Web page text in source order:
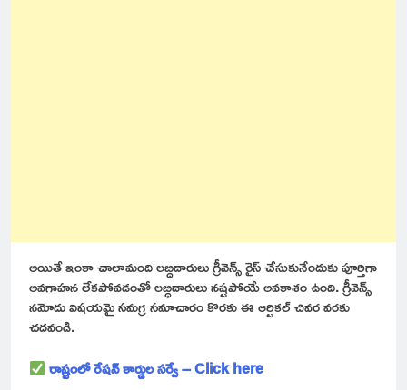
అయితే ఇంకా చాలామంది లబ్ధిదారులు గ్రీవెన్స్ రైస్ చేసుకునేందుకు పూర్తిగా
అవగాహన లేకపోవడంతో లబ్ధిదారులు నష్టపోయే అవకాశం ఉంది. గ్రీవెన్స్
నమోదు విషయమై సమగ్ర సమాచారం కొరకు ఈ ఆర్టికల్ చివర వరకు
చదవండి.
రాష్ర్టంలో రేషన్ కార్డుల సర్వే – Click here